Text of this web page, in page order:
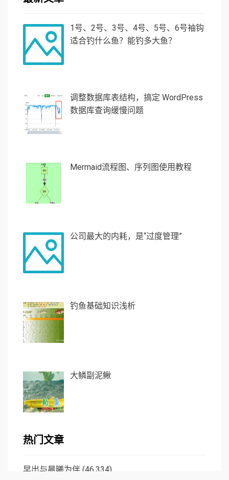
1号、2号、3号、4号、5号、6号袖钩
适合钓什么鱼？能钓多大鱼？
调整数据库表结构，搞定 WordPress
数据库查询缓慢问题
Mermaid流程图、序列图使用教程
公司最大的内耗，是“过度管理”
钓鱼基础知识浅析
大鳞副泥鳅
热门文章
早出与晨曦为伴 (46,334)